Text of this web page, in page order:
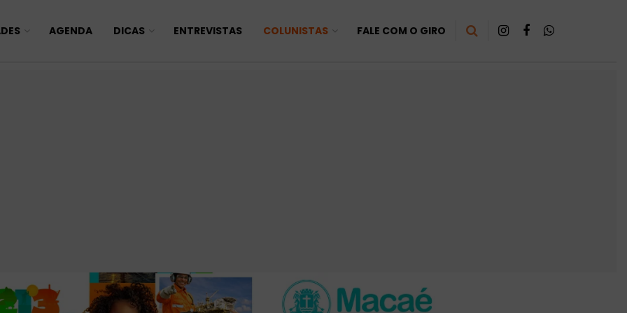
AGENDA DICAS ENTREVISTAS COLUNISTAS FALE COM O GIRO